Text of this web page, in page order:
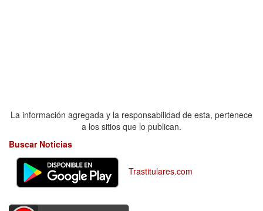
La información agregada y la responsabilidad de esta, pertenece
a los sitios que lo publican.
Buscar Noticias
Trastitulares.com